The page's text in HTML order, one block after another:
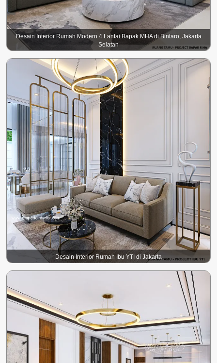
Desain Interior Rumah Modern 4 Lantai Bapak MHA di Bintaro, Jakarta
Selatan
Desain Interior Rumah Ibu YTI di Jakarta